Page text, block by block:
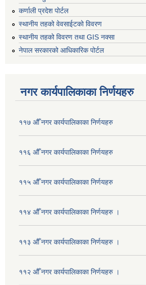
कर्णाली प्रदेश पोर्टल
स्थानीय तहको वेवसाईटको विवरण
स्थानीय तहको विवरण तथा GIS नक्सा
नेपाल सरकारको आधिकारिक पोर्टल
नगर कार्यपालिकाका निर्णयहरु
११७ औँ नगर कार्यपालिकाका निर्णयहरु
११६ औँ नगर कार्यपालिकाका निर्णयहरु
११५ औँ नगर कार्यपालिकाका निर्णयहरु
११४ औँ नगर कार्यपालिकाका निर्णयहरु ।
११३ औँ नगर कार्यपालिकाका निर्णयहरु ।
११२ औँ नगर कार्यपालिकाका निर्णयहरु ।